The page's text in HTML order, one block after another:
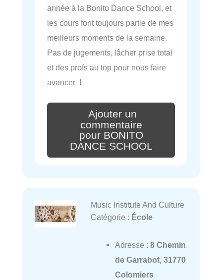
année à la Bonito Dance School, et
les cours font toujours partie de mes
meilleurs moments de la semaine.
Pas de jugements, lâcher prise total
et des profs au top pour nous faire
avancer !
Ajouter un
commentaire
pour BONITO
DANCE SCHOOL
Music Institute And Culture
Catégorie : École
Adresse : 8 Chemin
de Garrabot, 31770
Colomiers